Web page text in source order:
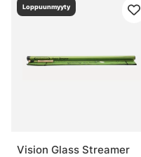
Loppuunmyyty
Vision Glass Streamer